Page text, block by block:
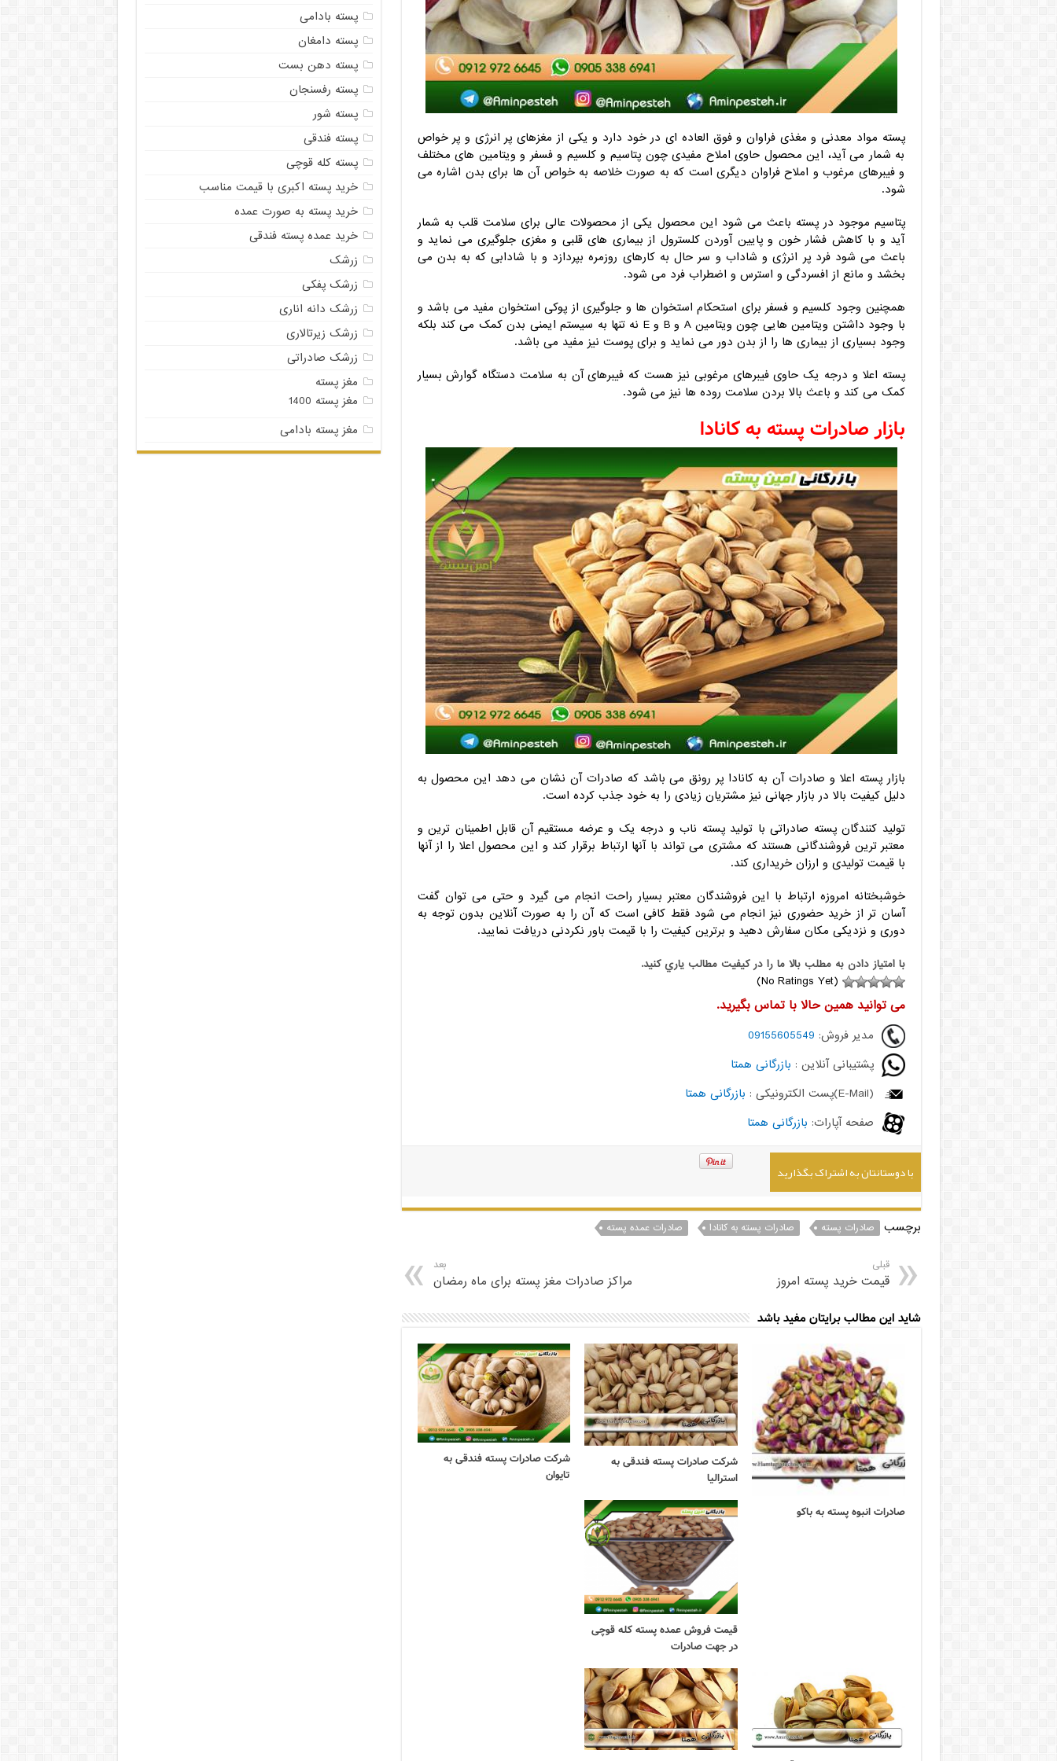
پسته مواد معدنی و مغذی فراوان و فوق العاده ای در خود دارد و یکی از مغزهای پر انرژی و پر خواص
به شمار می آید، این محصول حاوی املاح مفیدی چون پتاسیم و کلسیم و فسفر و ویتامین های مختلف
و فیبرهای مرغوب و املاح فراوان دیگری است که به صورت خلاصه به خواص آن ها برای بدن اشاره می
شود.
پتاسیم موجود در پسته باعث می شود این محصول یکی از محصولات عالی برای سلامت قلب به شمار
آید و با کاهش فشار خون و پایین آوردن کلسترول از بیماری های قلبی و مغزی جلوگیری می نماید و
باعث می شود فرد پر انرژی و شاداب و سر حال به کارهای روزمره بپردازد و با شادابی که به بدن می
بخشد و مانع از افسردگی و استرس و اضطراب فرد می شود.
همچنین وجود کلسیم و فسفر برای استحکام استخوان ها و جلوگیری از پوکی استخوان مفید می باشد و
با وجود داشتن ویتامین هایی چون ویتامین A و B و E نه تنها به سیستم ایمنی بدن کمک می کند بلکه
وجود بسیاری از بیماری ها را از بدن دور می نماید و برای پوست نیز مفید می باشد.
پسته اعلا و درجه یک حاوی فیبرهای مرغوبی نیز هست که فیبرهای آن به سلامت دستگاه گوارش بسیار
کمک می کند و باعث بالا بردن سلامت روده ها نیز می شود.
بازار صادرات پسته به کانادا
بازار پسته اعلا و صادرات آن به کانادا پر رونق می باشد که صادرات آن نشان می دهد این محصول به
دلیل کیفیت بالا در بازار جهانی نیز مشتریان زیادی را به خود جذب کرده است.
تولید کنندگان پسته صادراتی با تولید پسته ناب و درجه یک و عرضه مستقیم آن قابل اطمینان ترین و
معتبر ترین فروشندگانی هستند که مشتری می تواند با آنها ارتباط برقرار کند و این محصول اعلا را از آنها
با قیمت تولیدی و ارزان خریداری کند.
خوشبختانه امروزه ارتباط با این فروشندگان معتبر بسیار راحت انجام می گیرد و حتی می توان گفت
آسان تر از خرید حضوری نیز انجام می شود فقط کافی است که آن را به صورت آنلاین بدون توجه به
دوری و نزدیکی مکان سفارش دهید و برترین کیفیت را با قیمت باور نکردنی دریافت نمایید.
با امتياز دادن به مطلب بالا ما را در کيفيت مطالب ياري کنيد.
(No Ratings Yet)
می توانید همین حالا با تماس بگیرید.
مدیر فروش: 09155605549
پشتیبانی آنلاین : بازرگانی همتا
(E-Mail)پست الکترونیکی :
بازرگانی همتا
صفحه آپارات: بازرگانی همتا
با دوستانتان به اشتراک بگذارید
برچسب صادرات پسته صادرات پسته به کانادا صادرات عمده پسته
قبلی
قیمت خرید پسته امروز
بعد
مراکز صادرات مغز پسته برای ماه رمضان
شاید این مطالب برایتان مفید باشد
صادرات انبوه پسته به باکو
شرکت صادرات پسته فندقی به
استرالیا
شرکت صادرات پسته فندقی به
تایوان
قیمت فروش عمده پسته کله قوچی
در جهت صادرات
پسته بادامی
پسته دامغان
پسته دهن بست
پسته رفسنجان
پسته شور
پسته فندقی
پسته کله قوچی
خرید پسته اکبری با قیمت مناسب
خرید پسته به صورت عمده
خرید عمده پسته فندقی
زرشک
زرشک پفکی
زرشک دانه اناری
زرشک زیرتالاری
زرشک صادراتی
مغز پسته
مغز پسته 1400
مغز پسته بادامی